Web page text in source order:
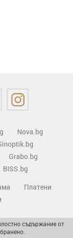
Nova.bg
Grabo.bg
BISS.bg
Платени
съдържание от